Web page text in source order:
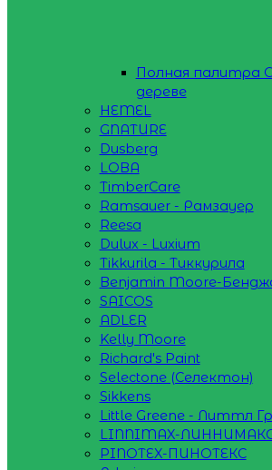
Полная палитра
дереве
HEMEL
GNATURE
Dusberg
LOBA
TimberCare
Ramsauer - Рамзауер
Reesa
Dulux - Luxium
Tikkurila - Тиккурила
Benjamin Moore-
SAICOS
ADLER
Kelly Moore
Richard's Paint
Selectone (Селектон)
Sikkens
Little Greene - Литтл
LINNIMAX-
PINOTEX-ПИНОТЕКС